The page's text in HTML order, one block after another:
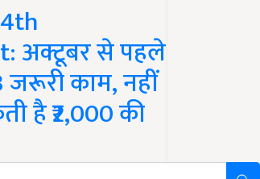
अक्टूबर से पहले
जरूरी काम, नहीं
है ₹2,000 की